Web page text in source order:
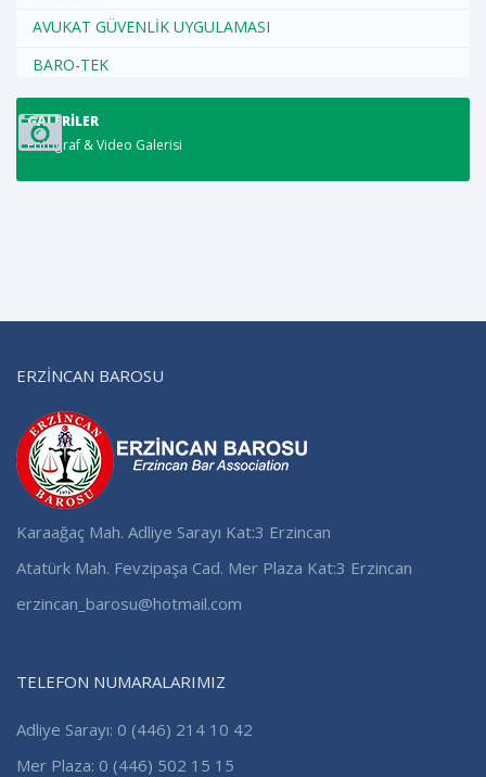
AVUKAT GÜVENLİK UYGULAMASI
BARO-TEK
GALERILER
Fotoğraf & Video Galerisi
ERZİNCAN BAROSU
Karaağaç Mah. Adliye Sarayı Kat:3 Erzincan
Atatürk Mah. Fevzipaşa Cad. Mer Plaza Kat:3 Erzincan
erzincan_barosu@hotmail.com
TELEFON NUMARALARIMIZ
Adliye Sarayı: 0 (446) 214 10 42
Mer Plaza: 0 (446) 502 15 15